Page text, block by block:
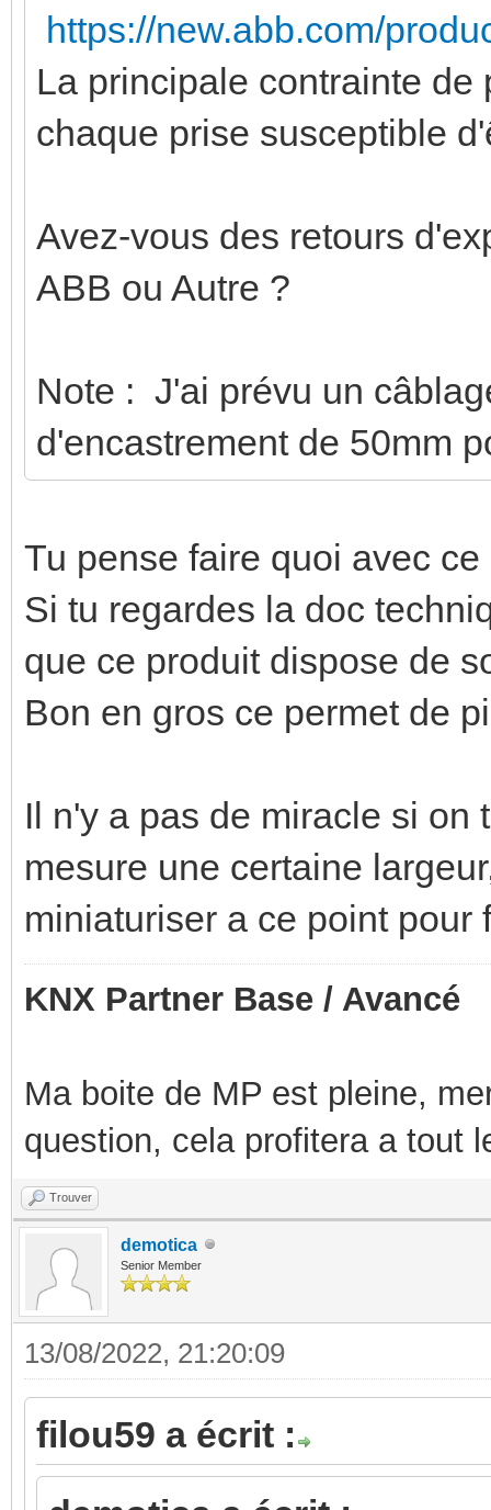
https://new.abb.com/
La principale contrainte
chaque prise susceptible
Avez-vous des retours
ABB ou Autre ?
Note : J'ai prévu un
d'encastrement de 50mm
Tu pense faire quoi avec
Si tu regardes la doc
que ce produit dispose de
Bon en gros ce permet de
Il n'y a pas de miracle si on
mesure une certaine
miniaturiser a ce point
KNX Partner Base / Avancé
Ma boite de MP est pleine,
question, cela profitera a tout
Trouver
demotica
Senior Member
13/08/2022, 21:20:09
filou59 a écrit :